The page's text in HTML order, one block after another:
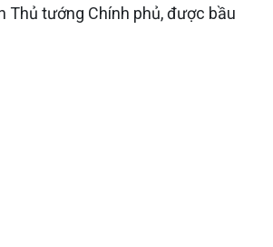
Thủ tướng Chính phủ, được bầu